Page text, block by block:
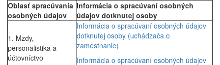
Oblasť spracúvania
osobných údajov
Informácia o spracúvaní osobných
údajov dotknutej osoby
1. Mzdy,
personalistika a
účtovníctvo
Informácia o spracúvaní osobných údajov
dotknutej osoby (uchádzača o
zamestnanie)
Informácia o spracúvaní osobných údajov